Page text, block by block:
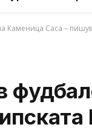
Каменица Саса –